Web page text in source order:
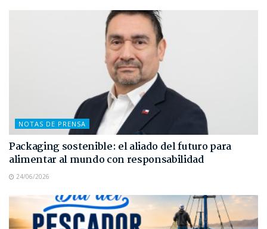
NOTAS DE PRENSA
Packaging sostenible: el aliado del futuro para
alimentar al mundo con responsabilidad
24/06/2026